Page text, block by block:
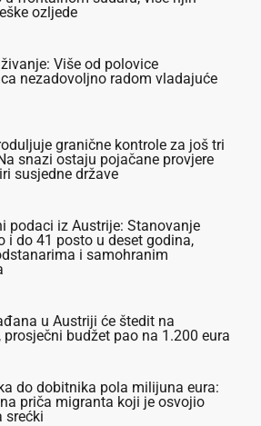
ozljede
Više od polovice
nezadovoljno radom vladajuće
granične kontrole za još tri
snazi ostaju pojačane provjere
susjedne države
podaci iz Austrije: Stanovanje
i do 41 posto u deset godina,
i samohranim
u Austriji će štedit na
prosječni budžet pao na 1.200 eura
do dobitnika pola milijuna eura:
priča migranta koji je osvojio
srećki